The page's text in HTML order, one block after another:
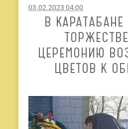
03.02.2023 04:00
В
ЦЕРЕМОНИЮ
ЦВЕТОВ К